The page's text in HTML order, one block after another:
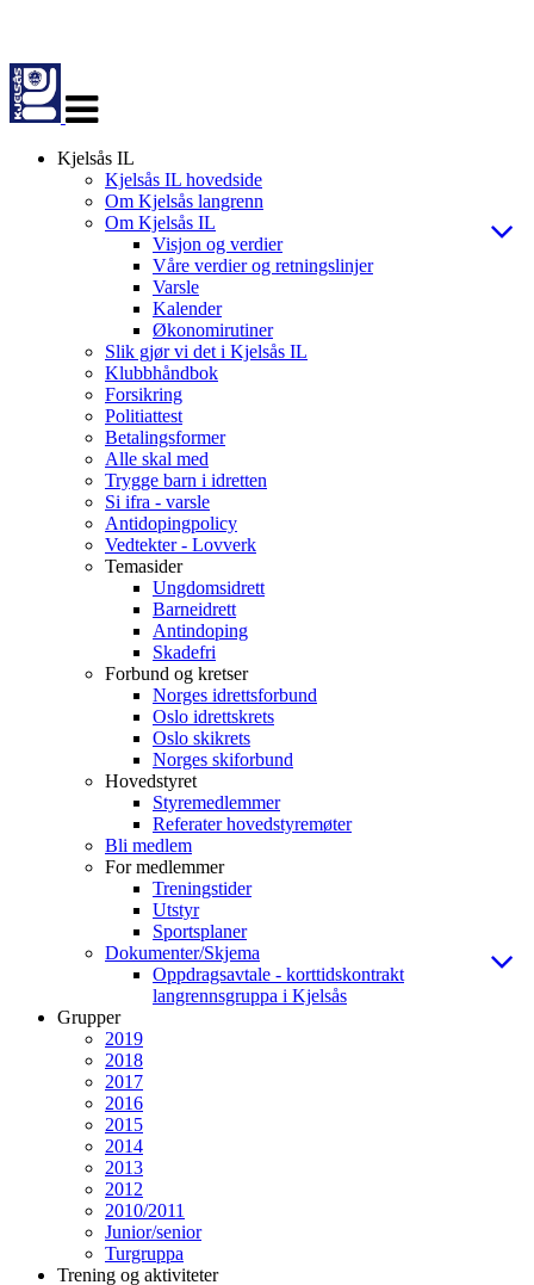
navigasjon
Kjelsås IL
Kjelsås IL hovedside
Om Kjelsås langrenn
Om Kjelsås IL
Visjon og verdier
Våre verdier og retningslinjer
Varsle
Kalender
Økonomirutiner
Slik gjør vi det i Kjelsås IL
Klubbhåndbok
Forsikring
Politiattest
Betalingsformer
Alle skal med
Trygge barn i idretten
Si ifra - varsle
Antidopingpolicy
Vedtekter - Lovverk
Temasider
Ungdomsidrett
Barneidrett
Antindoping
Skadefri
Forbund og kretser
Norges idrettsforbund
Oslo idrettskrets
Oslo skikrets
Norges skiforbund
Hovedstyret
Styremedlemmer
Referater hovedstyremøter
Bli medlem
For medlemmer
Treningstider
Utstyr
Sportsplaner
Dokumenter/Skjema
Oppdragsavtale - korttidskontrakt
langrennsgruppa i Kjelsås
Grupper
2019
2018
2017
2016
2015
2014
2013
2012
2010/2011
Junior/senior
Turgruppa
Trening og aktiviteter